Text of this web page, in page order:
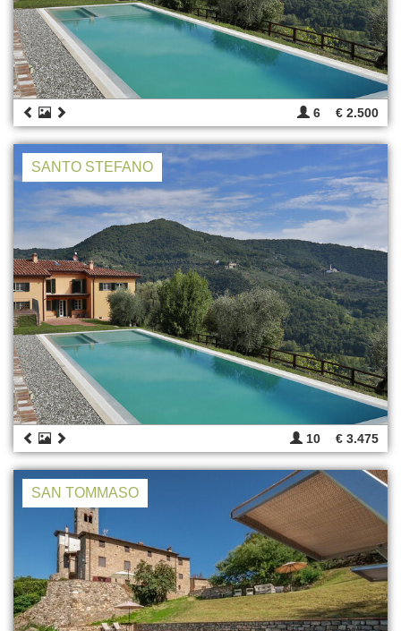
6 € 2.500
SANTO STEFANO
10 € 3.475
SAN TOMMASO